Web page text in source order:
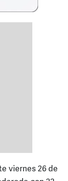
viernes 26 de